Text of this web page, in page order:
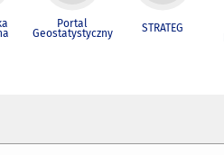
Portal
Geostatystyczny STRATEG